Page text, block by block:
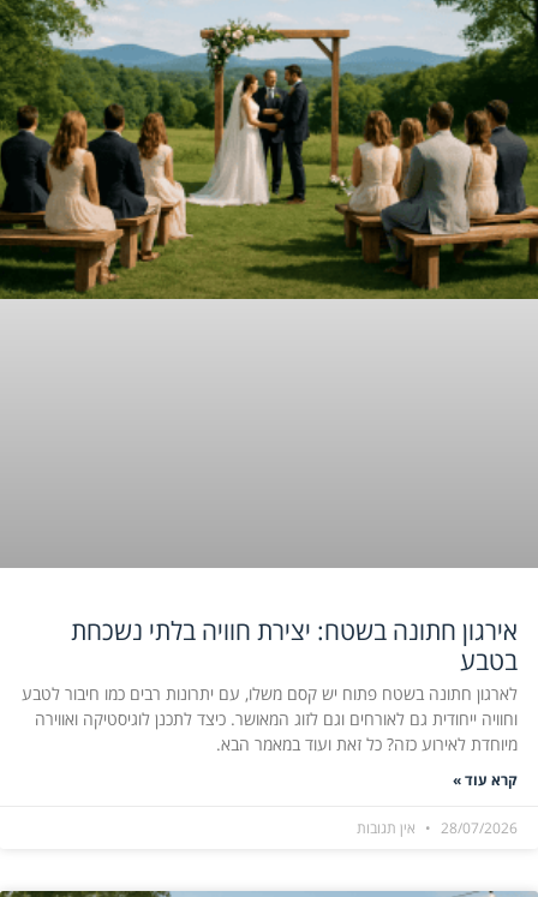
אירגון חתונה בשטח: יצירת חוויה בלתי נשכחת
בטבע
לארגון חתונה בשטח פתוח יש קסם משלו, עם יתרונות רבים כמו חיבור לטבע
וחוויה ייחודית גם לאורחים וגם לזוג המאושר. כיצד לתכנן לוגיסטיקה ואווירה
מיוחדת לאירוע כזה? כל זאת ועוד במאמר הבא.
קרא עוד »
28/07/2026 אין תגובות